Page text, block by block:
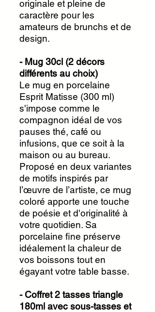
originale et pleine de
caractère pour les
amateurs de brunchs et de
design.
- Mug 30cl (2 décors
différents au choix)
Le mug en porcelaine
Esprit Matisse (300 ml)
s'impose comme le
compagnon idéal de vos
pauses thé, café ou
infusions, que ce soit à la
maison ou au bureau.
Proposé en deux variantes
de motifs inspirés par
l’œuvre de l’artiste, ce mug
coloré apporte une touche
de poésie et d'originalité à
votre quotidien. Sa
porcelaine fine préserve
idéalement la chaleur de
vos boissons tout en
égayant votre table basse.
- Coffret 2 tasses triangle
180ml avec sous-tasses et